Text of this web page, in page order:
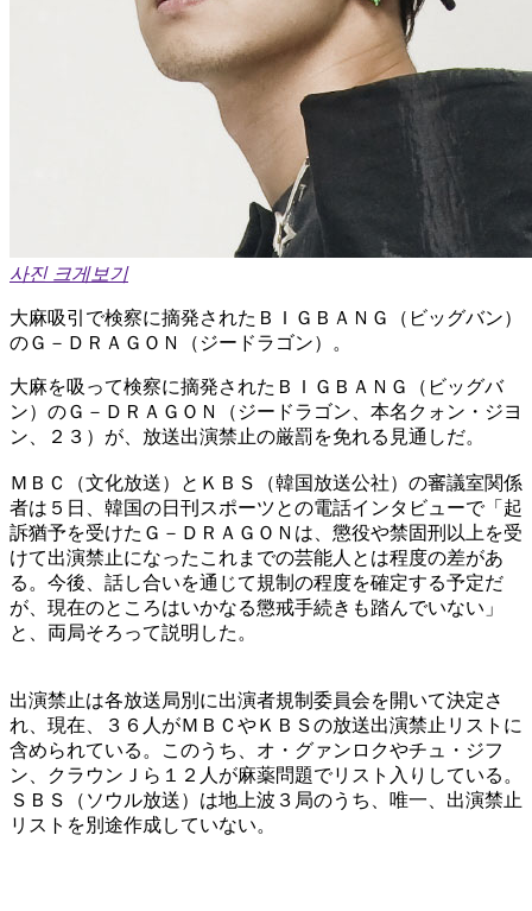
사진 크게보기
大麻吸引で検察に摘発されたＢＩＧＢＡＮＧ（ビッグバン）
のＧ－ＤＲＡＧＯＮ（ジードラゴン）。
大麻を吸って検察に摘発されたＢＩＧＢＡＮＧ（ビッグバ
ン）のＧ－ＤＲＡＧＯＮ（ジードラゴン、本名クォン・ジヨ
ン、２３）が、放送出演禁止の厳罰を免れる見通しだ。
ＭＢＣ（文化放送）とＫＢＳ（韓国放送公社）の審議室関係
者は５日、韓国の日刊スポーツとの電話インタビューで「起
訴猶予を受けたＧ－ＤＲＡＧＯＮは、懲役や禁固刑以上を受
けて出演禁止になったこれまでの芸能人とは程度の差があ
る。今後、話し合いを通じて規制の程度を確定する予定だ
が、現在のところはいかなる懲戒手続きも踏んでいない」
と、両局そろって説明した。
出演禁止は各放送局別に出演者規制委員会を開いて決定さ
れ、現在、３６人がＭＢＣやＫＢＳの放送出演禁止リストに
含められている。このうち、オ・グァンロクやチュ・ジフ
ン、クラウンＪら１２人が麻薬問題でリスト入りしている。
ＳＢＳ（ソウル放送）は地上波３局のうち、唯一、出演禁止
リストを別途作成していない。